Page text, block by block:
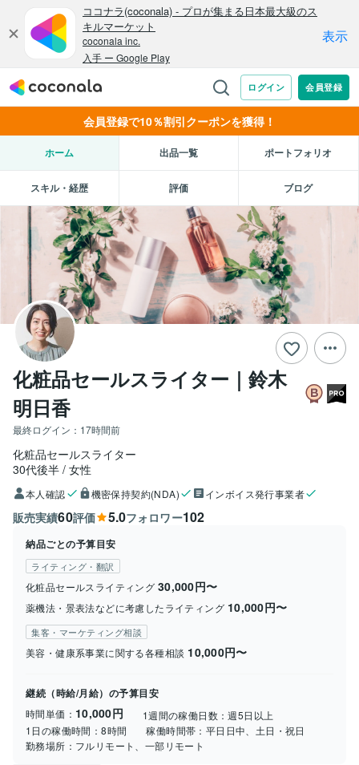
会員登録で10％割引クーポンを獲得！
ホーム 出品一覧 ポートフォリオ
スキル・経歴 評価 ブログ
化粧品セールスライター｜鈴木
明日香
最終ログイン： 17時間前
化粧品セールスライター
30代後半 女性
本人確認 機密保持契約(NDA) インボイス発行事業者
販売実績60評価 5.0フォロワー102
納品ごとの予算目安
ライティング・翻訳
化粧品セールスライティング 30,000円〜
薬機法・景表法などに考慮したライティング 10,000円〜
集客・マーケティング相談
美容・健康系事業に関する各種相談 10,000円〜
継続（時給/月給）の予算目安
時間単価： 10,000円 1週間の稼働日数：週5日以上
1日の稼働時間：8時間 稼働時間帯： 平日日中、土日・祝日
勤務場所： フルリモート、一部リモート